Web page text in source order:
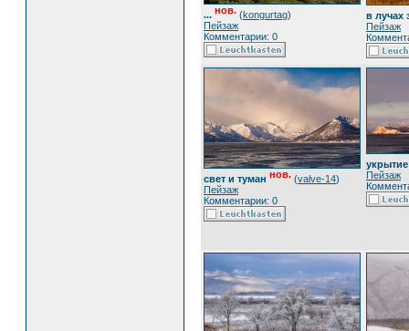
... нов. (kongurtag)
Пейзаж
Комментарии: 0
в лучах
Пейзаж
свет и туман нов. (valve-14)
Пейзаж
Комментарии: 0
укрытие
Пейзаж